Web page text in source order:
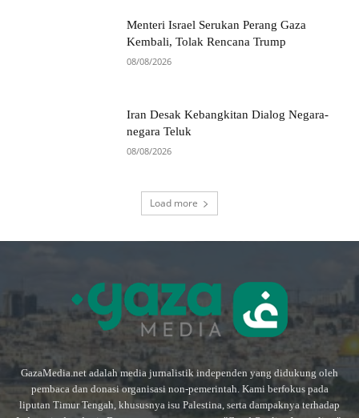
Menteri Israel Serukan Perang Gaza
Kembali, Tolak Rencana Trump
08/08/2026
Iran Desak Kebangkitan Dialog Negara-
negara Teluk
08/08/2026
Load more
GazaMedia.net adalah media jurnalistik independen yang didukung oleh
pembaca dan donasi organisasi non-pemerintah. Kami berfokus pada
liputan Timur Tengah, khususnya isu Palestina, serta dampaknya terhadap